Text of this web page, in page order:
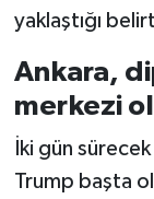
yaklaştığı
Ankara,
merkezi
İki gün
Trump başta